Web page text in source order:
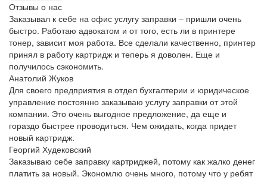
Отзывы о нас
Заказывал к себе на офис услугу заправки – пришли очень
быстро. Работаю адвокатом и от того, есть ли в принтере
тонер, зависит моя работа. Все сделали качественно, принтер
принял в работу картридж и теперь я доволен. Еще и
получилось сэкономить.
Анатолий Жуков
Для своего предприятия в отдел бухгалтерии и юридическое
управление постоянно заказываю услугу заправки от этой
компании. Это очень выгодное предложение, да еще и
гораздо быстрее проводиться. Чем ожидать, когда придет
новый картридж.
Георгий Худековский
Заказываю себе заправку картриджей, потому как жалко денег
платить за новый. Экономлю очень много, потому что у ребят